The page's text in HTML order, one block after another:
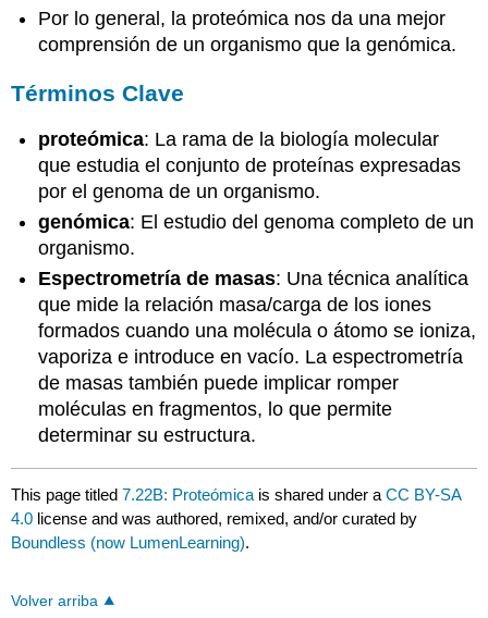
Por lo general, la proteómica nos da una mejor
comprensión de un organismo que la genómica.
Términos Clave
proteómica: La rama de la biología molecular
que estudia el conjunto de proteínas expresadas
por el genoma de un organismo.
genómica: El estudio del genoma completo de un
organismo.
Espectrometría de masas: Una técnica analítica
que mide la relación masa/carga de los iones
formados cuando una molécula o átomo se ioniza,
vaporiza e introduce en vacío. La espectrometría
de masas también puede implicar romper
moléculas en fragmentos, lo que permite
determinar su estructura.
This page titled7.22B: Proteómica is shared under aCC BY-SA
4.0 license and was authored, remixed, and/or curated by
Boundless (now LumenLearning).
Volver arriba